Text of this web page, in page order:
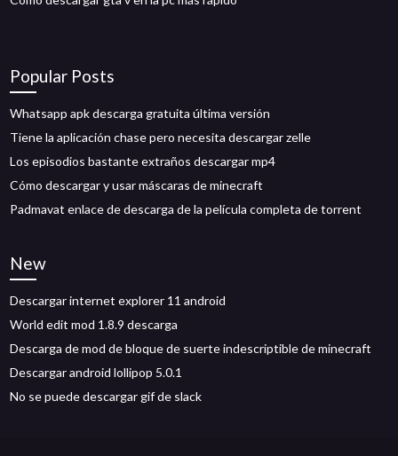
Popular Posts
Whatsapp apk descarga gratuita última versión
Tiene la aplicación chase pero necesita descargar zelle
Los episodios bastante extraños descargar mp4
Cómo descargar y usar máscaras de minecraft
Padmavat enlace de descarga de la película completa de torrent
New
Descargar internet explorer 11 android
World edit mod 1.8.9 descarga
Descarga de mod de bloque de suerte indescriptible de minecraft
Descargar android lollipop 5.0.1
No se puede descargar gif de slack